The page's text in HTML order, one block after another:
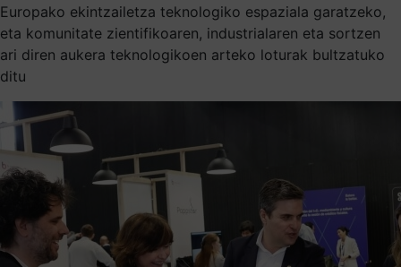
Europako ekintzailetza teknologiko espaziala garatzeko,
eta komunitate zientifikoaren, industrialaren eta sortzen
ari diren aukera teknologikoen arteko loturak bultzatuko
ditu